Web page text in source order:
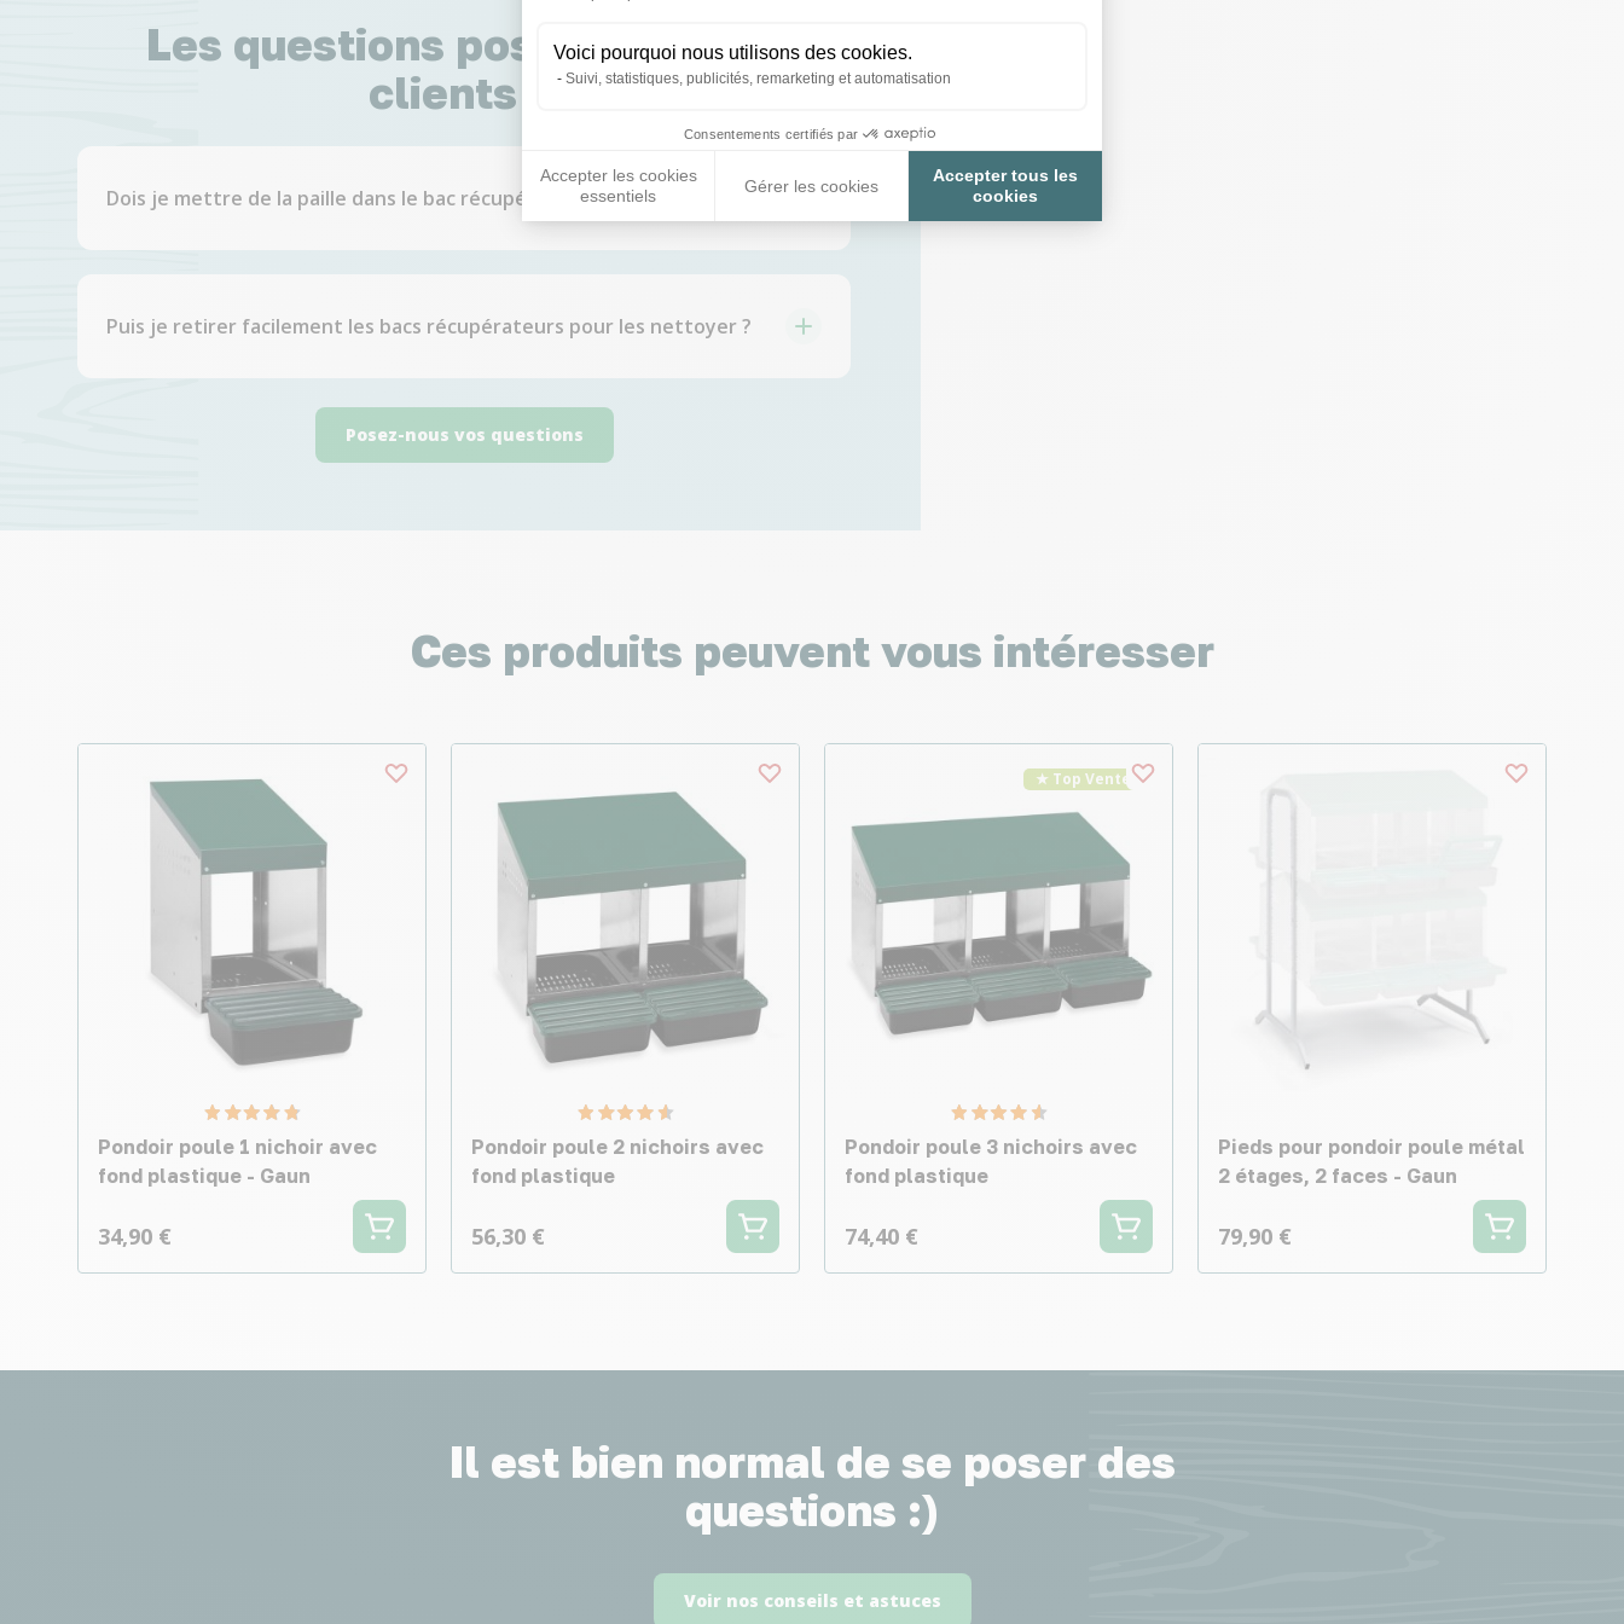
Voici pourquoi nous utilisons des cookies.
Suivi, statistiques, publicités, remarketing et automatisation
Consentements certifiés par
Accepter les cookies
essentiels
Gérer les cookies
Accepter tous les
cookies
Les questions posées par nos
clients ;)
Dois je mettre de la paille dans le bac récupérateur ?
Puis je retirer facilement les bacs récupérateurs pour les nettoyer ?
Posez-nous vos questions
Ces produits peuvent vous intéresser
Pondoir poule 1 nichoir avec
fond plastique - Gaun
34,90 €
Pondoir poule 2 nichoirs avec
fond plastique
56,30 €
★ Top Vente
Pondoir poule 3 nichoirs avec
fond plastique
74,40 €
Pieds pour pondoir poule métal
2 étages, 2 faces - Gaun
79,90 €
Il est bien normal de se poser des
questions :)
Voir nos conseils et astuces